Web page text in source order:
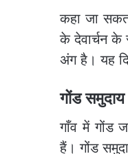
कहा जा
के देवार्चन के
अंग है। यह
गोंड
गाँव में गोंड
हैं। गोंड